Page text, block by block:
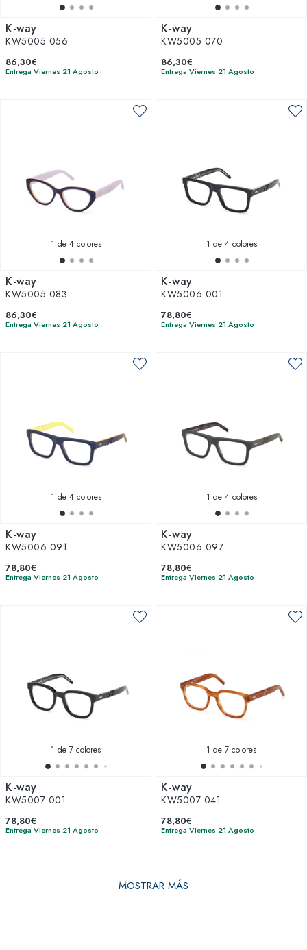
K-way
KW5005 056
86,30€
Entrega Viernes 21 Agosto
K-way
KW5005 070
86,30€
Entrega Viernes 21 Agosto
1 de 4 colores
K-way
KW5005 083
86,30€
Entrega Viernes 21 Agosto
1 de 4 colores
K-way
KW5006 001
78,80€
Entrega Viernes 21 Agosto
1 de 4 colores
K-way
KW5006 091
78,80€
Entrega Viernes 21 Agosto
1 de 4 colores
K-way
KW5006 097
78,80€
Entrega Viernes 21 Agosto
1 de 7 colores
K-way
KW5007 001
78,80€
Entrega Viernes 21 Agosto
1 de 7 colores
K-way
KW5007 041
78,80€
Entrega Viernes 21 Agosto
MOSTRAR MÁS